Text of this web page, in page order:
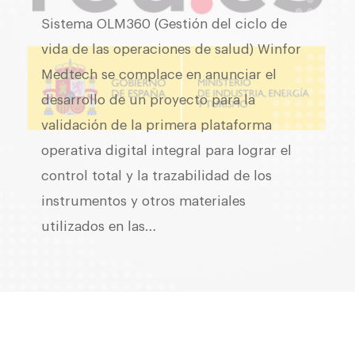
Sistema OLM360 (Gestión del ciclo de
vida de las operaciones de salud) Winfor
Medtech se complace en anunciar el
desarrollo de un proyecto para la
validación de la primera plataforma
operativa digital integral para lograr el
control total y la trazabilidad de los
instrumentos y otros materiales
utilizados en las…